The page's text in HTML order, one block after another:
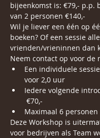
bijeenkomst is: €79,- p.p.
van 2 personen €140,-
Wil je liever een één op
boeken? Of een sessie
vrienden/vrieninnen dan
Neem contact op voor de
Een individuele
voor 2,0 uur
Iedere volgende
€70,-
Maximaal 6 personen
Deze Workshop is
voor bedrijven als Team